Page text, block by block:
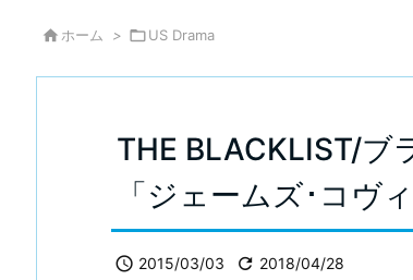
 ホーム > US Drama
THE BLACKLIST/ブ
「ジェームズ･コヴ
 2015/03/03  2018/04/28